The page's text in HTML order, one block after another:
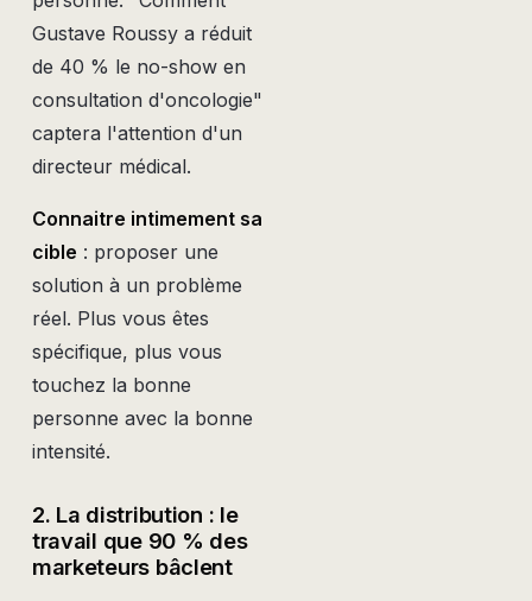
Gustave Roussy a réduit
de 40 % le no-show en
consultation d'oncologie"
captera l'attention d'un
directeur médical.
Connaitre intimement sa
cible : proposer une
solution à un problème
réel. Plus vous êtes
spécifique, plus vous
touchez la bonne
personne avec la bonne
intensité.
2. La distribution : le
travail que 90 % des
marketeurs bâclent